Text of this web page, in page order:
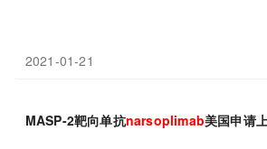
2021-01-21
MASP-2靶向单抗narsoplimab美国申请